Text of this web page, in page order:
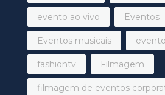
evento ao vivo Eventos
Eventos musicais
fashiontv Filmagem
filmagem de eventos